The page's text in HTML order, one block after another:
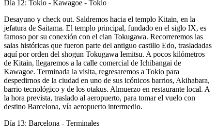
Día 12: Tokio - Kawagoe - Tokio
Desayuno y check out. Saldremos hacia el templo Kitain, en la
jefatura de Saitama. El templo principal, fundado en el siglo IX, es
famoso por su conexión con el clan Tokugawa. Recorreremos las
salas históricas que fueron parte del antiguo castillo Edo, trasladadas
aquí por orden del shogun Tokugawa Iemitsu. A pocos kilómetros
de Kitain, llegaremos a la calle comercial de Ichibangai de
Kawagoe. Terminada la visita, regresaremos a Tokio para
despedirnos de la ciudad en uno de sus icónicos barrios, Akihabara,
barrio tecnológico y de los otakus. Almuerzo en restaurante local. A
la hora prevista, traslado al aeropuerto, para tomar el vuelo con
destino Barcelona, vía aeropuerto intermedio.
Día 13: Barcelona - Terminales